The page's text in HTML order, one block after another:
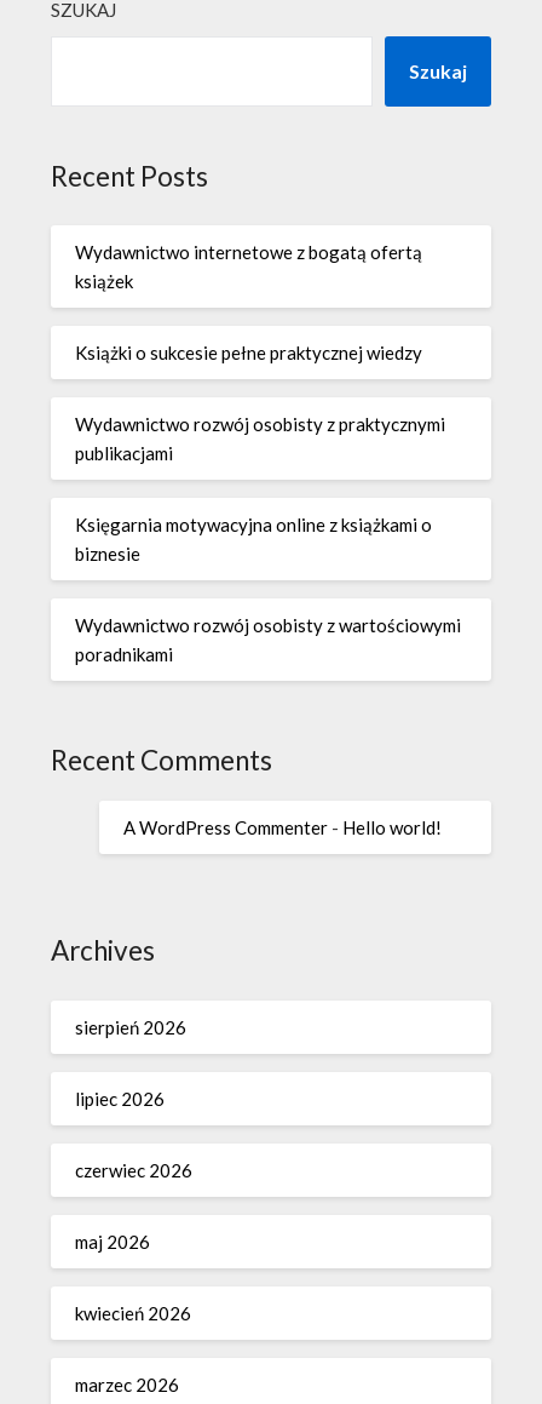
SZUKAJ
Szukaj
Recent Posts
Wydawnictwo internetowe z bogatą ofertą
książek
Książki o sukcesie pełne praktycznej wiedzy
Wydawnictwo rozwój osobisty z praktycznymi
publikacjami
Księgarnia motywacyjna online z książkami o
biznesie
Wydawnictwo rozwój osobisty z wartościowymi
poradnikami
Recent Comments
A WordPress Commenter - Hello world!
Archives
sierpień 2026
lipiec 2026
czerwiec 2026
maj 2026
kwiecień 2026
marzec 2026